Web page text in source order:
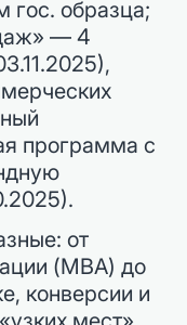
гос. образца;
— 4
программа с
от
(MBA) до
конверсии и